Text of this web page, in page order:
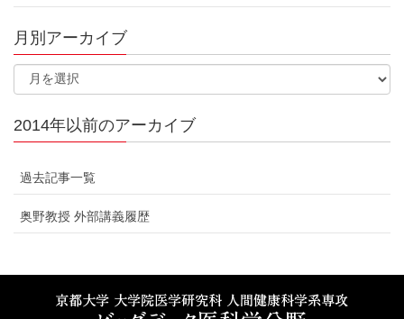
月別アーカイブ
2014年以前のアーカイブ
過去記事一覧
奥野教授 外部講義履歴